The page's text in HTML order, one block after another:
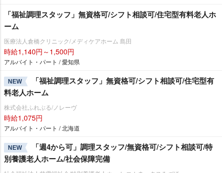
「福祉調理スタッフ」無資格可/シフト相談可/住宅型有料老人ホ
ーム
医療法人倉橋クリニック/メディケアホーム 島田
時給1,140円～1,500円
アルバイト・パート / 愛知県
NEW
「福祉調理スタッフ」無資格可/シフト相談可/住宅型有
料老人ホーム
株式会社ふれぶる/ノレーヴ
時給1,075円
アルバイト・パート / 北海道
NEW
「週4から可」調理スタッフ/無資格可/シフト相談可/特
別養護老人ホーム/社会保障完備